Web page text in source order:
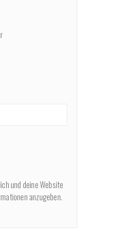
und deine Website
anzugeben.